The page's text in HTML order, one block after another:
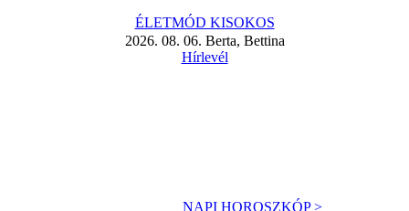
ÉLETMÓD KISOKOS
2026. 08. 06. Berta, Bettina
Hírlevél
NAPI HOROSZKÓP >